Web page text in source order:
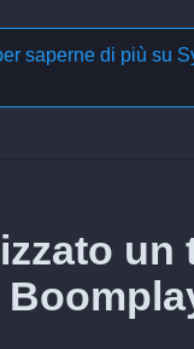
saperne di più su
un